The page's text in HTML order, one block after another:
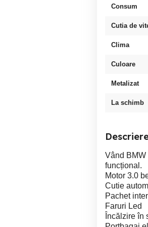
Consum
Cutia de
Clima
Culoare
Metalizat
La schimb
Vând BMW
funcțional.
Motor 3.0
Cutie
Pachet
Faruri Led
Încălzire în